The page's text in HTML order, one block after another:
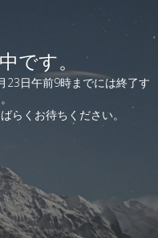
です。
23日午前9時までには終了す
らくお待ちください。